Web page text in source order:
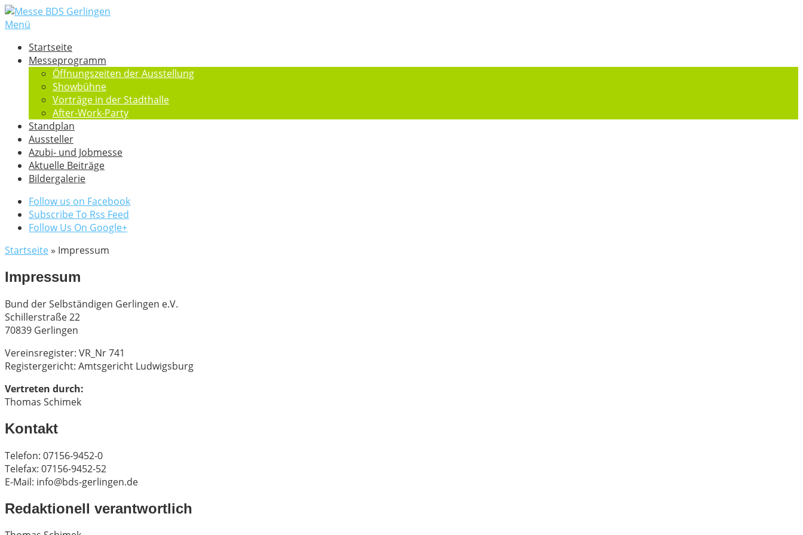
Menü
Startseite
Messeprogramm
Öffnungszeiten der Ausstellung
Showbühne
Vorträge in der Stadthalle
After-Work-Party
Standplan
Aussteller
Azubi- und Jobmesse
Aktuelle Beiträge
Bildergalerie
Follow us on Facebook
Subscribe To Rss Feed
Follow Us On Google+
Startseite» Impressum
Impressum
Bund der Selbständigen Gerlingen e.V.
Schillerstraße 22
70839 Gerlingen
Vereinsregister: VR_Nr 741
Registergericht: Amtsgericht Ludwigsburg
Vertreten durch:
Thomas Schimek
Kontakt
Telefon: 07156-9452-0
Telefax: 07156-9452-52
E-Mail: info@bds-gerlingen.de
Redaktionell verantwortlich